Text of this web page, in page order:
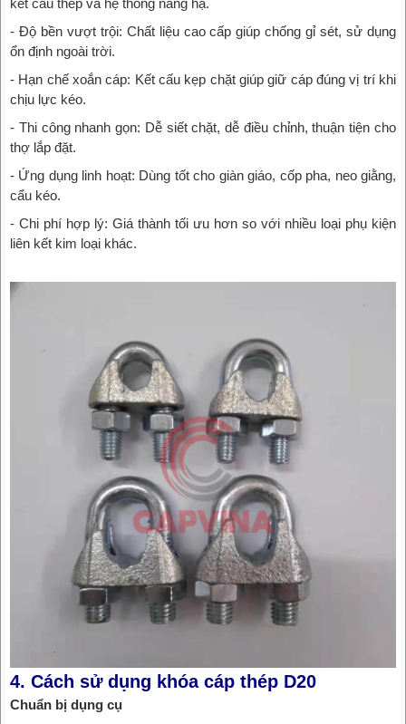
kết cấu thép và hệ thống nâng hạ.
- Độ bền vượt trội: Chất liệu cao cấp giúp chống gỉ sét, sử dụng
ổn định ngoài trời.
- Hạn chế xoắn cáp: Kết cấu kẹp chặt giúp giữ cáp đúng vị trí khi
chịu lực kéo.
- Thi công nhanh gọn: Dễ siết chặt, dễ điều chỉnh, thuận tiện cho
thợ lắp đặt.
- Ứng dụng linh hoạt: Dùng tốt cho giàn giáo, cốp pha, neo giằng,
cẩu kéo.
- Chi phí hợp lý: Giá thành tối ưu hơn so với nhiều loại phụ kiện
liên kết kim loại khác.
4. Cách sử dụng khóa cáp thép D20
Chuẩn bị dụng cụ